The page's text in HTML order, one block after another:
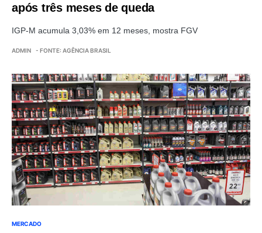
após três meses de queda
IGP-M acumula 3,03% em 12 meses, mostra FGV
ADMIN - FONTE: AGÊNCIA BRASIL
MERCADO